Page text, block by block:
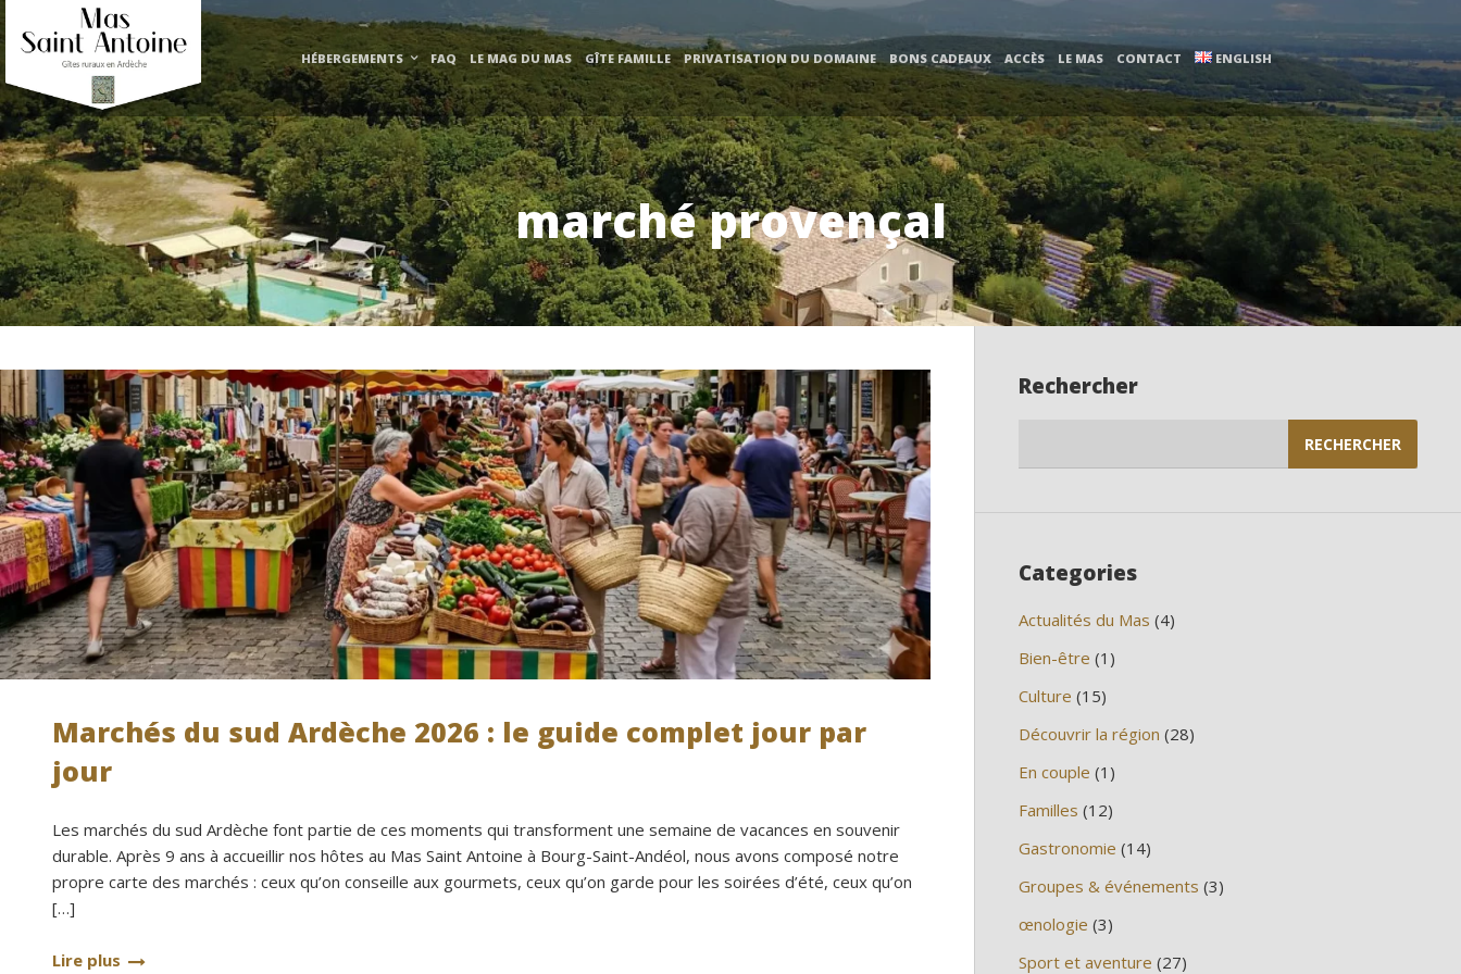
HÉBERGEMENTS FAQ LE MAG DU MAS GÎTE FAMILLE PRIVATISATION DU DOMAINE BONS CADEAUX ACCÈS LE MAS CONTACT ENGLISH
marché provençal
Marchés du sud Ardèche 2026 : le guide complet jour par
jour
Les marchés du sud Ardèche font partie de ces moments qui transforment une semaine de vacances en souvenir
durable. Après 9 ans à accueillir nos hôtes au Mas Saint Antoine à Bourg-Saint-Andéol, nous avons composé notre
propre carte des marchés : ceux qu’on conseille aux gourmets, ceux qu’on garde pour les soirées d’été, ceux qu’on
[…]
Lire plus
Rechercher
Categories
Actualités du Mas (4)
Bien-être (1)
Culture (15)
Découvrir la région (28)
En couple (1)
Familles (12)
Gastronomie (14)
Groupes & événements (3)
œnologie (3)
Sport et aventure (27)